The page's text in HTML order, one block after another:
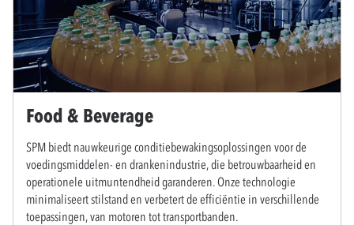
Food & Beverage
SPM biedt nauwkeurige conditiebewakingsoplossingen voor de
voedingsmiddelen- en drankenindustrie, die betrouwbaarheid en
operationele uitmuntendheid garanderen. Onze technologie
minimaliseert stilstand en verbetert de efficiëntie in verschillende
toepassingen, van motoren tot transportbanden.